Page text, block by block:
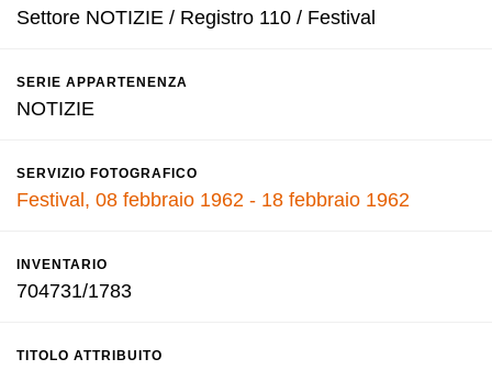
Settore NOTIZIE / Registro 110 / Festival
SERIE APPARTENENZA
NOTIZIE
SERVIZIO FOTOGRAFICO
Festival, 08 febbraio 1962 - 18 febbraio 1962
INVENTARIO
704731/1783
TITOLO ATTRIBUITO